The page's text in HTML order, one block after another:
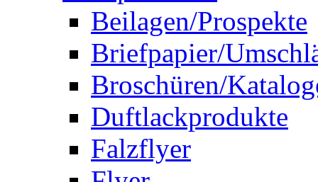
Beilagen/Prospekte
Briefpapier/
Broschüren/
Duftlackprodukte
Falzflyer